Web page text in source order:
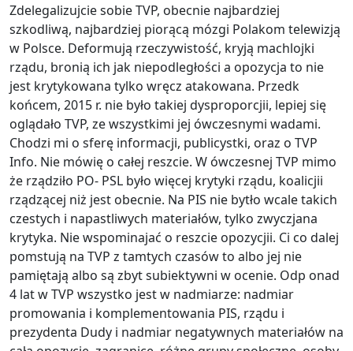
Zdelegalizujcie sobie TVP, obecnie najbardziej
szkodliwą, najbardziej piorącą mózgi Polakom telewizją
w Polsce. Deformują rzeczywistość, kryją machlojki
rządu, bronią ich jak niepodległości a opozycja to nie
jest krytykowana tylko wręcz atakowana. Przedk
końcem, 2015 r. nie było takiej dysproporcjii, lepiej się
oglądało TVP, ze wszystkimi jej ówczesnymi wadami.
Chodzi mi o sferę informacji, publicystki, oraz o TVP
Info. Nie mówię o całej reszcie. W ówczesnej TVP mimo
że rządziło PO- PSL było więcej krytyki rządu, koalicjii
rządzącej niż jest obecnie. Na PIS nie bytło wcale takich
czestych i napastliwych materiałów, tylko zwyczjana
krytyka. Nie wspominajać o reszcie opozycjii. Ci co dalej
pomstują na TVP z tamtych czasów to albo jej nie
pamiętają albo są zbyt subiektywni w ocenie. Odp onad
4 lat w TVP wszystko jest w nadmiarze: nadmiar
promowania i komplementowania PIS, rządu i
prezydenta Dudy i nadmiar negatywnych materiałów na